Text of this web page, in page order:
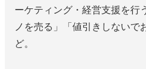
ーケティング・経営支援を行
ノを売る」「値引きしないで
ど。